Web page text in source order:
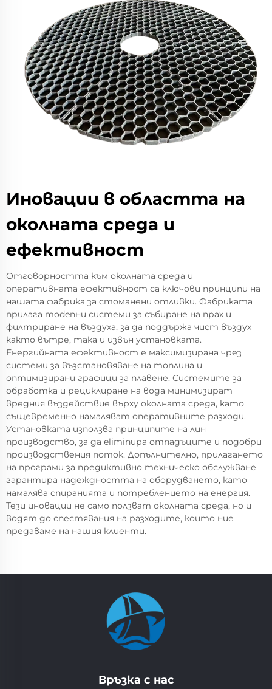
Иновации в областта на
околната среда и
ефективност
Отговорността към околната среда и
оперативната ефективност са ключови принципи на
нашата фабрика за стоманени отливки. Фабриката
прилага modenни системи за събиране на прах и
филтриране на въздуха, за да поддържа чист въздух
както вътре, така и извън установката.
Енергийната ефективност е максимизирана чрез
системи за възстановяване на топлина и
оптимизирани графици за плавене. Системите за
обработка и рециклиране на вода минимизират
вредния въздействие върху околната среда, като
същевременно намаляват оперативните разходи.
Установката използва принципите на лин
производство, за да eliminира отпадъците и подобри
производствения поток. Допълнително, прилагането
на програми за предиктивно техническо обслужване
гарантира надеждността на оборудването, като
намалява спиранията и потреблението на енергия.
Тези иновации не само ползват околната среда, но и
водят до спестявания на разходите, които ние
предаваме на нашия клиенти.
Връзка с нас